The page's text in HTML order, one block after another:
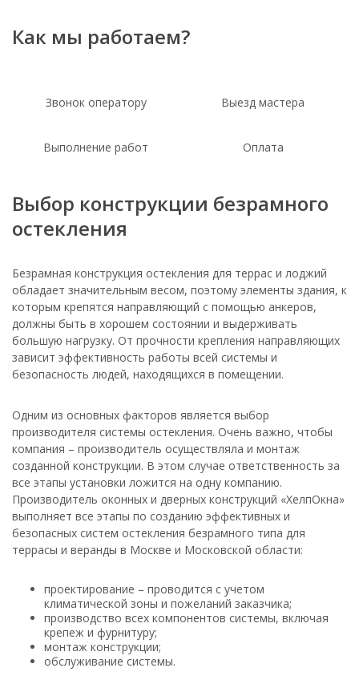
Как мы работаем?
Звонок оператору Выезд мастера
Выполнение работ Оплата
Выбор конструкции безрамного
остекления
Безрамная конструкция остекления для террас и лоджий
обладает значительным весом, поэтому элементы здания, к
которым крепятся направляющий с помощью анкеров,
должны быть в хорошем состоянии и выдерживать
большую нагрузку. От прочности крепления направляющих
зависит эффективность работы всей системы и
безопасность людей, находящихся в помещении.
Одним из основных факторов является выбор
производителя системы остекления. Очень важно, чтобы
компания – производитель осуществляла и монтаж
созданной конструкции. В этом случае ответственность за
все этапы установки ложится на одну компанию.
Производитель оконных и дверных конструкций «ХелпОкна»
выполняет все этапы по созданию эффективных и
безопасных систем остекления безрамного типа для
террасы и веранды в Москве и Московской области:
проектирование – проводится с учетом
климатической зоны и пожеланий заказчика;
производство всех компонентов системы, включая
крепеж и фурнитуру;
монтаж конструкции;
обслуживание системы.